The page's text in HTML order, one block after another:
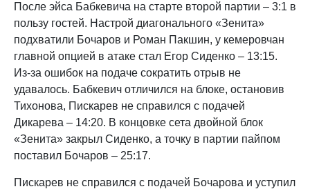
После эйса Бабкевича на старте второй партии – 3:1 в
пользу гостей. Настрой диагонального «Зенита»
подхватили Бочаров и Роман Пакшин, у кемеровчан
главной опцией в атаке стал Егор Сиденко – 13:15.
Из-за ошибок на подаче сократить отрыв не
удавалось. Бабкевич отличился на блоке, остановив
Тихонова, Пискарев не справился с подачей
Дикарева – 14:20. В концовке сета двойной блок
«Зенита» закрыл Сиденко, а точку в партии пайпом
поставил Бочаров – 25:17.
Пискарев не справился с подачей Бочарова и уступил